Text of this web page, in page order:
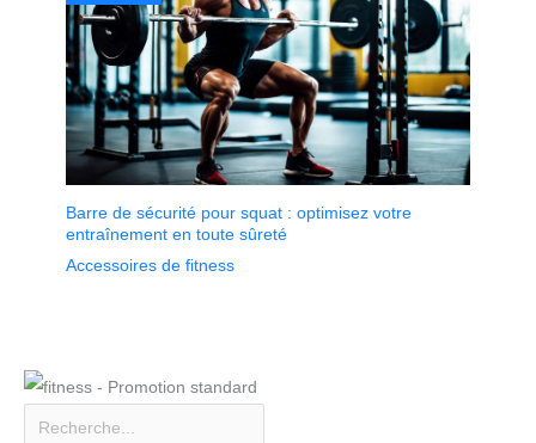
Barre de sécurité pour squat : optimisez votre
entraînement en toute sûreté
Accessoires de fitness